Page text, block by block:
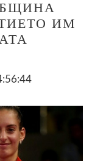
ИМ